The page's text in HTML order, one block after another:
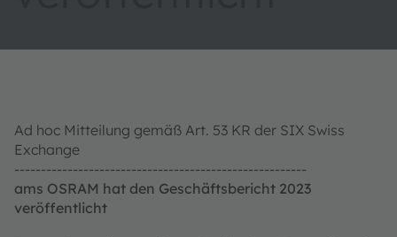
Ad hoc Mitteilung gemäß Art. 53 KR der SIX Swiss
Exchange
-------------------------------------------------------
ams OSRAM hat den Geschäftsbericht 2023
veröffentlicht